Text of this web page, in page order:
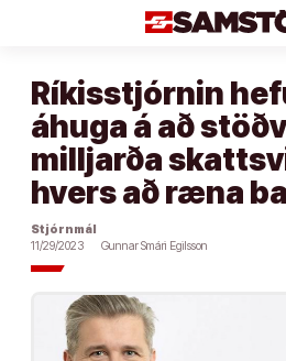
Ríkisstjórnin
áhuga á að
milljarða
hvers að ræna
Stjórnmál
11/29/2023
Gunnar Smári Egilsson